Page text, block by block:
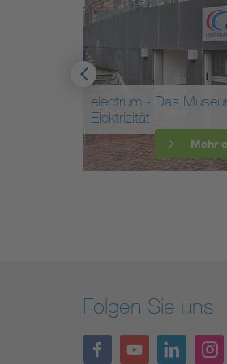
electrum - Das
Elektrizität
Mehr
Folgen Sie uns